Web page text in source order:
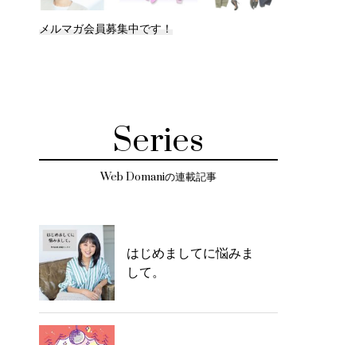
メルマガ会員募集中です！
Series
Web Domaniの連載記事
はじめましてに悩みま
して。